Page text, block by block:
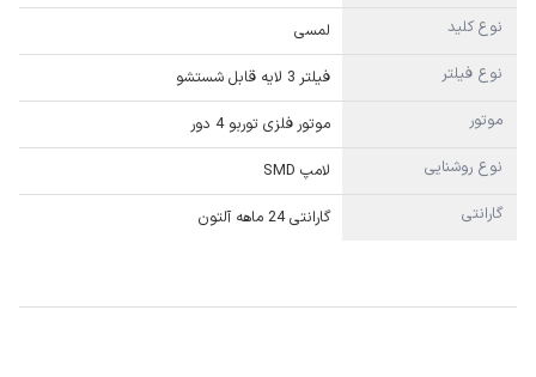
نوع کلید
لمسی
نوع فیلتر
فیلتر 3 لایه قابل شستشو
موتور
موتور فلزی توربو 4 دور
نوع روشنایی
لامپ SMD
گارانتی
گارانتی 24 ماهه آلتون